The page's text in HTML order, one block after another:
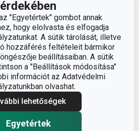
érdekében
"Egyetértek" gombot annak
hogy elolvasta és elfogadja
A sütik tárolását, illetve
hozzáférés feltételeit bármikor
beállításaiban. A sütik
a "Beállítások módosítása"
információt az Adatvédelmi
olvashat.
lehetőségek
Egyetértek
sütési
segédeszközök
Igen
DELÍCIA